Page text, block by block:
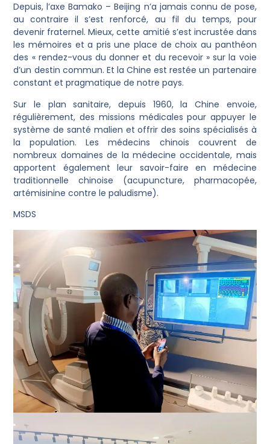
Depuis, l’axe Bamako – Beijing n’a jamais connu de pose,
au contraire il s’est renforcé, au fil du temps, pour
devenir fraternel. Mieux, cette amitié s’est incrustée dans
les mémoires et a pris une place de choix au panthéon
des « rendez-vous du donner et du recevoir » sur la voie
d’un destin commun. Et la Chine est restée un partenaire
constant et pragmatique de notre pays.
Sur le plan sanitaire, depuis 1960, la Chine envoie,
régulièrement, des missions médicales pour appuyer le
système de santé malien et offrir des soins spécialisés à
la population. Les médecins chinois couvrent de
nombreux domaines de la médecine occidentale, mais
apportent également leur savoir-faire en médecine
traditionnelle chinoise (acupuncture, pharmacopée,
artémisinine contre le paludisme).
MSDS